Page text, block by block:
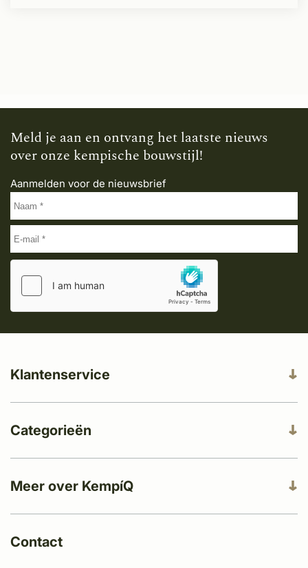
Meld je aan en ontvang het laatste nieuws
over onze kempische bouwstijl!
Aanmelden voor de nieuwsbrief
Meer over KempíQ
Klantenservice
Categorieën
Contact